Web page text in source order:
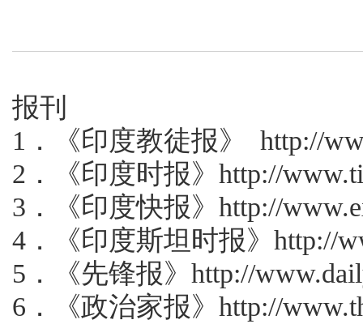
报刊
1 ．《印度教徒报》
http://
2 ．《印度时报》 http://
3 ．《印度快报》 http://
4 ．《印度斯坦时报》 http://
5 ．《先锋报》 http://
6 ．《政治家报》 http://